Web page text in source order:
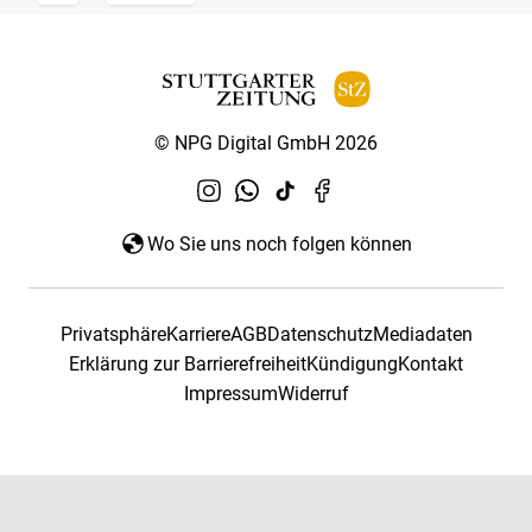
© NPG Digital GmbH 2026
Wo Sie uns noch folgen können
PrivatsphäreKarriereAGBDatenschutzMediadaten
Erklärung zur BarrierefreiheitKündigungKontakt
ImpressumWiderruf